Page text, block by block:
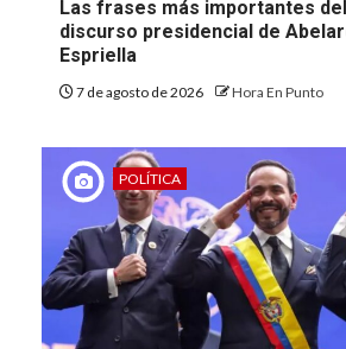
Las frases más importantes
discurso presidencial de
Espriella
7 de agosto de 2026 Hora En Punto
POLÍTICA